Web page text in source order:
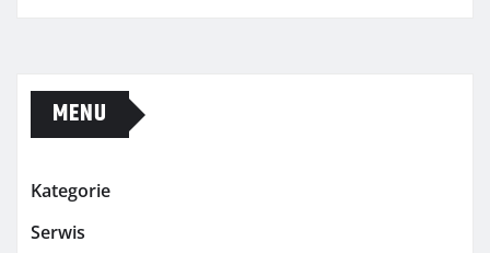
MENU
Kategorie
Serwis